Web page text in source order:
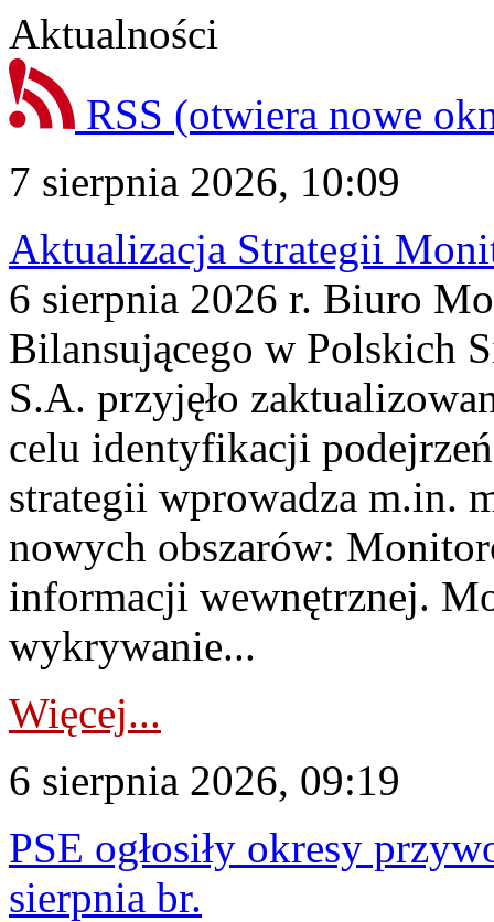
Aktualności
RSS (otwiera nowe
7 sierpnia 2026, 10:09
Aktualizacja Strategii
6 sierpnia 2026 r. Biuro
Bilansującego w Polskich
S.A. przyjęło
celu identyfikacji
strategii wprowadza m.in.
nowych obszarów:
informacji wewnętrznej.
wykrywanie...
Więcej...
6 sierpnia 2026, 09:19
PSE ogłosiły okresy
sierpnia br.